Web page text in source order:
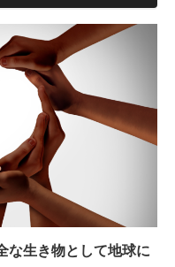
な生き物として地球に